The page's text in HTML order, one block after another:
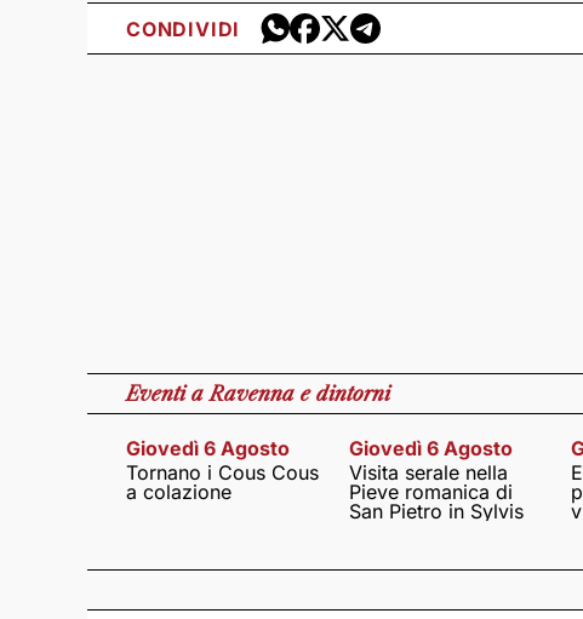
CONDIVIDI
Eventia Ravenna e dintorni
Giovedì 6 Agosto
Tornano i Cous Cous
a colazione
Giovedì 6 Agosto
Visita serale nella
Pieve romanica di
San Pietro in Sylvis